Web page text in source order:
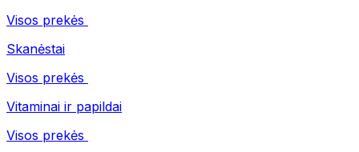
Visos prekės
Skanėstai
Visos prekės
Vitaminai ir papildai
Visos prekės